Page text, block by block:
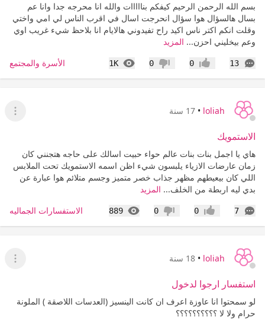
بسم الله الرحمن الرحيم كيفكم بنااااات والله انا محرجه جدا وانا عم
بسال هالسؤال هوا سؤال انحرجت اسال في اقرب الناس لي امي واختي
وقلت انكم اكتر ناس اكيد راح تفيدوني هالايام انا بلاحظ شيء غريب اوي
وعم بيخليني احزن... المزيد
13
التعليقات إعجاب0 عدم إعجاب
0
1K
المشاهدات الأسرة والمجتمع
loliah
• 17 سنة
عرض
الاستمويك
هاي يا اجمل بنات بنات عالم حواء حبيت اسالك على حاجه هتجنني كان
زمان عارضات الازياء يلبسون شيء اظن اسمه الاستمويك تحت الملابس
اللي كان بيعيطهم مظهر جذاب خصر متميز وجسم متلائم هوا عبارة عن
بدي ليه اربطة من الخلف... المزيد
7
التعليقات إعجاب0 عدم إعجاب
0
889
المشاهدات الاستفسارات الجماليه
loliah
• 18 سنة
عرض
استفسار ارجوا لدخول
لو سمحتوا انا عاوزة اعرف ان كانت الينسيز (العدسات اللاصقة ) الملونة
حرام ولا لا ؟؟؟؟؟؟؟؟؟؟